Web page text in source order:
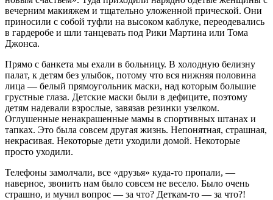
вечерним макияжем и тщательно уложенной прической. Они
приносили с собой туфли на высоком каблуке, переодевались
в гардеробе и шли танцевать под Рики Мартина или Тома
Джонса.
Прямо с банкета мы ехали в больницу. В холодную белизну
палат, к детям без улыбок, потому что вся нижняя половина
лица — белый прямоугольник маски, над которым большие
грустные глаза. Детские маски были в дефиците, поэтому
детям надевали взрослые, завязав резинки узелком.
Оглушенные ненакрашенные мамы в спортивных штанах и
тапках. Это была совсем другая жизнь. Непонятная, страшная,
некрасивая. Некоторые дети уходили домой. Некоторые
просто уходили.
Телефоны замолчали, все «друзья» куда-то пропали, —
наверное, звонить нам было совсем не весело. Было очень
страшно, и мучил вопрос — за что? Деткам-то — за что?!